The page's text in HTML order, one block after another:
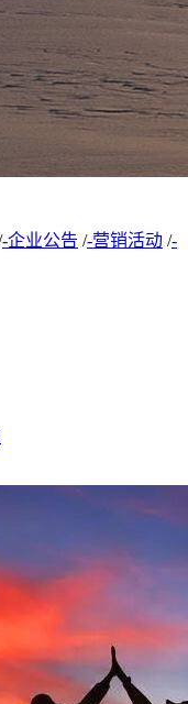
-企业公告 /-营销活动 /-